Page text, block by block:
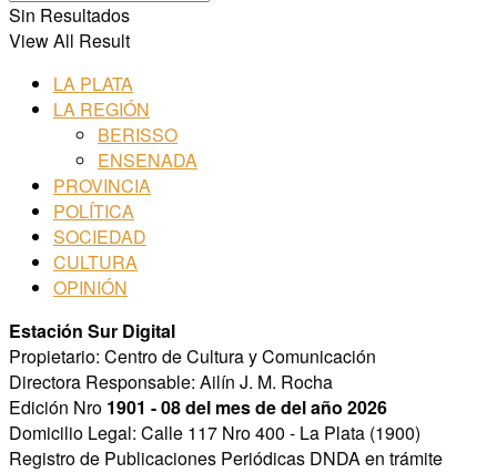
Sin Resultados
View All Result
LA PLATA
LA REGIÓN
BERISSO
ENSENADA
PROVINCIA
POLÍTICA
SOCIEDAD
CULTURA
OPINIÓN
Estación Sur Digital
Propietario: Centro de Cultura y Comunicación
Directora Responsable: Ailín J. M. Rocha
Edición Nro 1901 - 08 del mes de del año 2026
Domicilio Legal: Calle 117 Nro 400 - La Plata (1900)
Registro de Publicaciones Periódicas DNDA en trámite